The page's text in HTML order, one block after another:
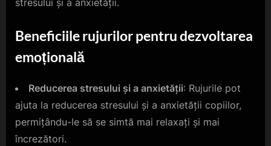
Beneficiile rujurilor pentru dezvoltarea
emoțională
Reducerea stresului și a anxietății: Rujurile pot
ajuta la reducerea stresului și a anxietății copiilor,
permițându-le să se simtă mai relaxați și mai
încrezători.